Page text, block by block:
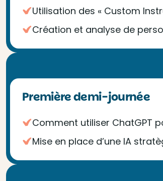
Utilisation des « Custom
Création et analyse de
Première demi-journée
Comment utiliser ChatGPT
Mise en place d’une IA